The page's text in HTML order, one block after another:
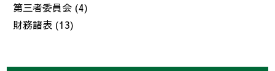
第三者委員会 (4)
財務諸表 (13)